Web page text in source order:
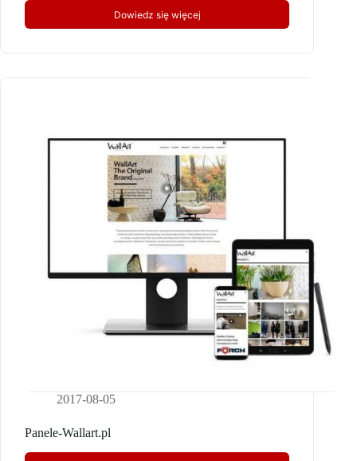
Dowiedz się więcejBelmontzakopane.com
2017-08-05
Panele-Wallart.pl